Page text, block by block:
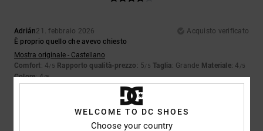
Adrián21. febbraio 2026
Acquisto verificato
È proprio quello che avevo chiesto
Mostra originale - Castellano
Comfort: 4/5 Rapporto qualità-prezzo : 5/5 Taglia: Grande Materiale: 4 /5
Colore: 4/5
5/5
WELCOME TO DC SHOES
Choose your country